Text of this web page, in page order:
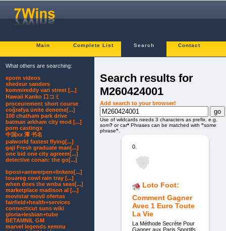
Main Complete List Search Contact
Search results for
M260424001
Add search to your browser!
Use of wildcards needs 3 characters as prefix. e.g.
som? or car* Phrases can be matched with "some
phrase"
0.
Loto Foot:
Comment Gagner
Avec 1 Euro Toute
La Vie
La Méthode Secrète Pour
Gagner aux Paris Sportifs
What others are searching:
eporn videos
shedeur sanders
kommireddy vari street [...]
Hawaii Kanko 口コミ
proceurement short course
coğrafya ünite deneme[...]
100 chatham park drive
batman arkham city mod [...]
porn castingx
中国xx 潭 书名
palworld fastest flying[...]
gaji Fresh graduate man[...]
one bid one city agreem[...]
detective conan: the go[...]
bpost+antwerpen+linkero[...]
touareg cowl rain tray [...]
when does the wnba seas[...]
marketplace madison al [...]
movistar movil ofertas
fairfield+health+services
connecticut suns wiki
gloria+lesbian+tube
BETAMNIL GM
marvel legends xemnu